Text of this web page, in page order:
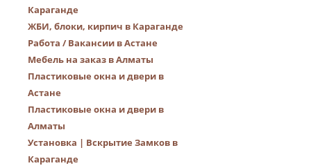
Караганде
ЖБИ, блоки, кирпич в Караганде
Работа / Вакансии в Астане
Мебель на заказ в Алматы
Пластиковые окна и двери в
Астане
Пластиковые окна и двери в
Алматы
Установка | Вскрытие Замков в
Караганде